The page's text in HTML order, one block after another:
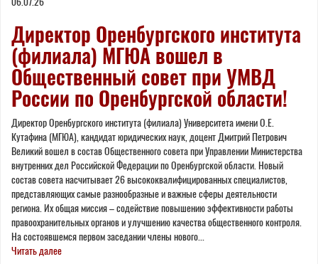
Директор Оренбургского института
(филиала) МГЮА вошел в
Общественный совет при УМВД
России по Оренбургской области!
Директор Оренбургского института (филиала) Университета имени О.Е.
Кутафина (МГЮА), кандидат юридических наук, доцент Дмитрий Петрович
Великий вошел в состав Общественного совета при Управлении Министерства
внутренних дел Российской Федерации по Оренбургской области. Новый
состав совета насчитывает 26 высококвалифицированных специалистов,
представляющих самые разнообразные и важные сферы деятельности
региона. Их общая миссия – содействие повышению эффективности работы
правоохранительных органов и улучшению качества общественного контроля.
На состоявшемся первом заседании члены нового...
Читать далее